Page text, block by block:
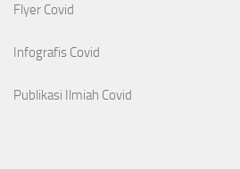
Flyer Covid
Infografis Covid
Publikasi Ilmiah Covid